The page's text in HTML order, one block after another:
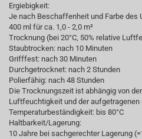
Ergiebigkeit:
Je nach Beschaffenheit und Farbe des
400 ml für ca. 1,0 - 2,0 m²
Trocknung (bei 20°C, 50% relative
Staubtrocken: nach 10 Minuten
Grifffest: nach 30 Minuten
Durchgetrocknet: nach 2 Stunden
Polierfähig: nach 48 Stunden
Die Trocknungszeit ist abhängig von
Luftfeuchtigkeit und der
Temperaturbeständigkeit: bis 80°C
Haltbarkeit/Lagerung:
10 Jahre bei sachgerechter Lagerung